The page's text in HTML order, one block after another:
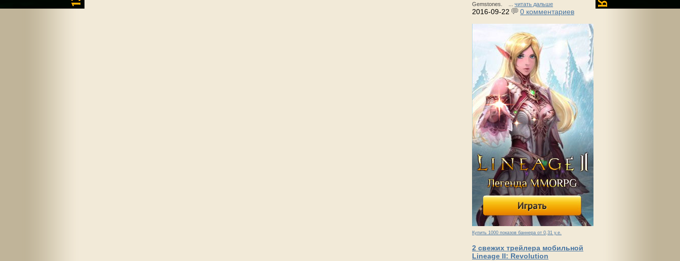
Gemstones. ... читать дальше
2016-09-22 0 комментариев
Купить 1000 показов баннера от 0,31 у.е.
2 свежих трейлера мобильной
Lineage II: Revolution